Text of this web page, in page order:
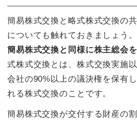
簡易株式交換と略式株式交換の
についても触れておきましょう。
簡易株式交換と同様に株主総会
式株式交換とは、株式交換実施
会社の90%以上の議決権を保有
れる株式交換のことです。
簡易株式交換が交付する財産の